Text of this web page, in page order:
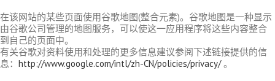
在该网站的某些页面使用谷歌地图(整合元素)。谷歌地图是一种显示
由谷歌公司管理的地图服务，可以使这一应用程序将这些内容整合
到自己的页面中。
有关谷歌对资料使用和处理的更多信息建议参阅下述链接提供的信
息： http://www.google.com/intl/zh-CN/policies/privacy/。